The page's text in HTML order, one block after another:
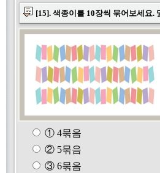
[15]. 색종이를 10장씩 묶어보세요.
① 4묶음
② 5묶음
③ 6묶음